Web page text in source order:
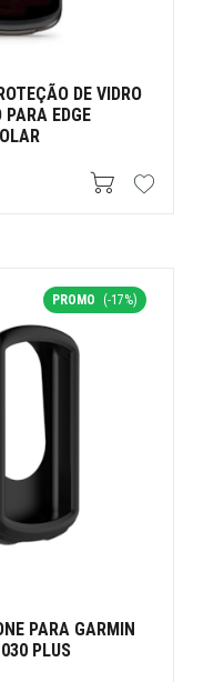
DE VIDRO
PARA EDGE
PROMO (-17%)
PARA GARMIN
PLUS